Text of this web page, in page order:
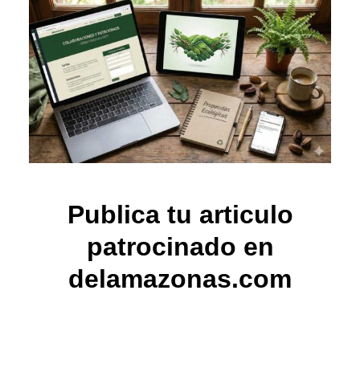
Publica tu articulo
patrocinado en
delamazonas.com